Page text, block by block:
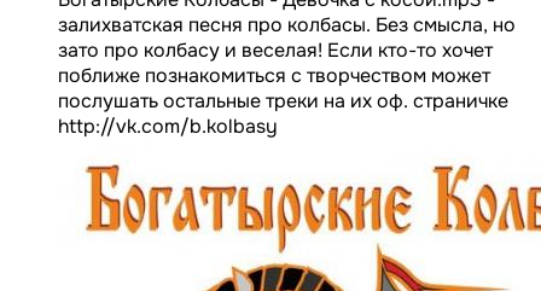
залихватская песня про колбасы. Без смысла, но
зато про колбасу и веселая! Если кто-то хочет
поближе познакомиться с творчеством может
послушать остальные треки на их оф. страничке
http://vk.com/b.kolbasy